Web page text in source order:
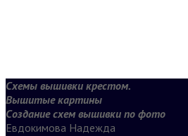
Схемы вышивки крестом.
Вышитые картины
Создание схем вышивки по фото
Евдокимова Надежда